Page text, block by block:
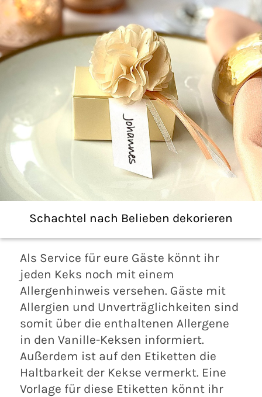
Schachtel nach Belieben dekorieren
Als Service für eure Gäste könnt ihr
jeden Keks noch mit einem
Allergenhinweis versehen. Gäste mit
Allergien und Unverträglichkeiten sind
somit über die enthaltenen Allergene
in den Vanille-Keksen informiert.
Außerdem ist auf den Etiketten die
Haltbarkeit der Kekse vermerkt. Eine
Vorlage für diese Etiketten könnt ihr